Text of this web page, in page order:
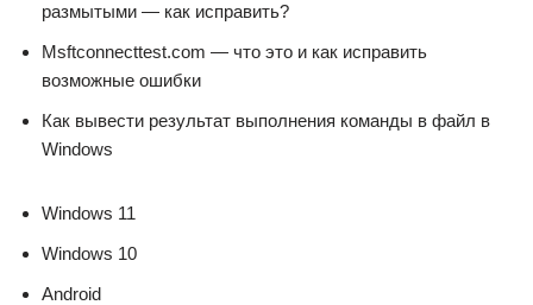
размытыми — как исправить?
Msftconnecttest.com — что это и как исправить
возможные ошибки
Как вывести результат выполнения команды в файл в
Windows
Windows 11
Windows 10
Android